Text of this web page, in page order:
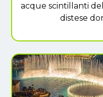
acque scintillanti
distese